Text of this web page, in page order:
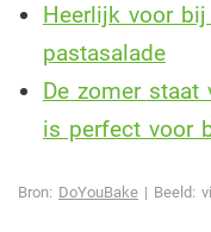
Heerlijk voor bij
pastasalade
De zomer staat
is perfect voor
Bron: DoYouBake | Beeld: